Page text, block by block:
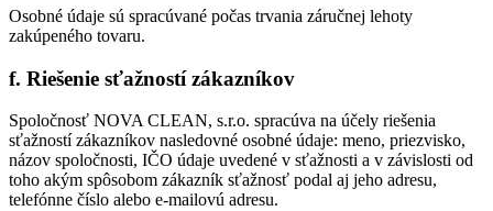
Osobné údaje sú spracúvané počas trvania záručnej lehoty
zakúpeného tovaru.
f. Riešenie sťažností zákazníkov
Spoločnosť NOVA CLEAN, s.r.o. spracúva na účely riešenia
sťažností zákazníkov nasledovné osobné údaje: meno, priezvisko,
názov spoločnosti, IČO údaje uvedené v sťažnosti a v závislosti od
toho akým spôsobom zákazník sťažnosť podal aj jeho adresu,
telefónne číslo alebo e-mailovú adresu.